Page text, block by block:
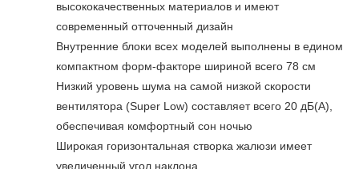
высококачественных материалов и имеют
современный отточенный дизайн
Внутренние блоки всех моделей выполнены в едином
компактном форм-факторе шириной всего 78 см
Низкий уровень шума на самой низкой скорости
вентилятора (Super Low) составляет всего 20 дБ(А),
обеспечивая комфортный сон ночью
Широкая горизонтальная створка жалюзи имеет
увеличенный угол наклона